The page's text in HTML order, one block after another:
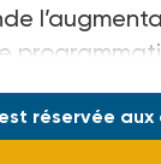
réservée aux